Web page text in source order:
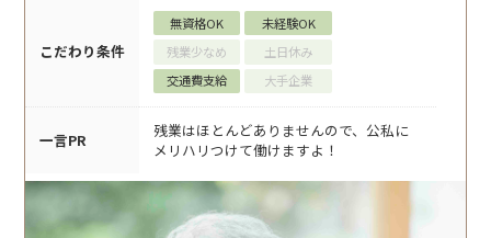
こだわり条件
無資格OK
未経験OK
残業少なめ
土日休み
交通費支給
大手企業
一言PR
残業はほとんどありませんので、公私に
メリハリつけて働けますよ！